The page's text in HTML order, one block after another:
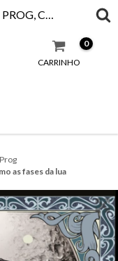
LIVRO - OPETH: DO DEATH AO PROG, COMO AS FASES DA LUA
CARRINHO
0
as fases da lua